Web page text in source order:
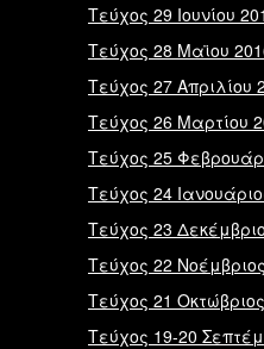
Τεύχος 29 Ιουνίου
Τεύχος 28 Μαϊου
Τεύχος 27 Απριλίου
Τεύχος 26 Μαρτίου
Τεύχος 25
Τεύχος 24
Τεύχος 23
Τεύχος 22
Τεύχος 21
Τεύχος 19-20